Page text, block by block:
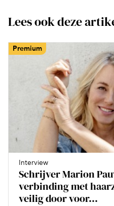
Lees ook deze
Premium
Interview
Schrijver Marion
verbinding met
veilig door voor...